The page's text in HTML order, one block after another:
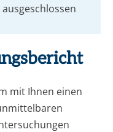
mit Ihnen einen